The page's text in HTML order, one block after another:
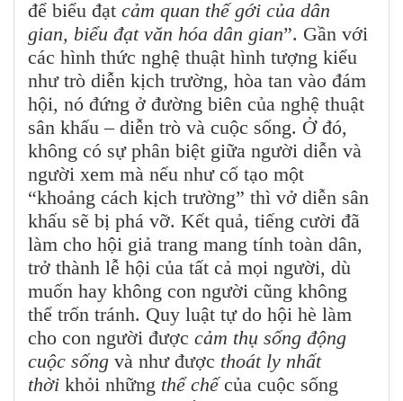
để biểu đạt cảm quan thế gới của dân
gian, biểu đạt văn hóa dân gian”. Gần với
các hình thức nghệ thuật hình tượng kiểu
như trò diễn kịch trường, hòa tan vào đám
hội, nó đứng ở đường biên của nghệ thuật
sân khấu – diễn trò và cuộc sống. Ở đó,
không có sự phân biệt giữa người diễn và
người xem mà nếu như cố tạo một
“khoảng cách kịch trường” thì vở diễn sân
khấu sẽ bị phá vỡ. Kết quả, tiếng cười đã
làm cho hội giả trang mang tính toàn dân,
trở thành lễ hội của tất cả mọi người, dù
muốn hay không con người cũng không
thể trốn tránh. Quy luật tự do hội hè làm
cho con người được cảm thụ sống động
cuộc sống và như được thoát ly nhất
thời khỏi những thể chếcủa cuộc sống